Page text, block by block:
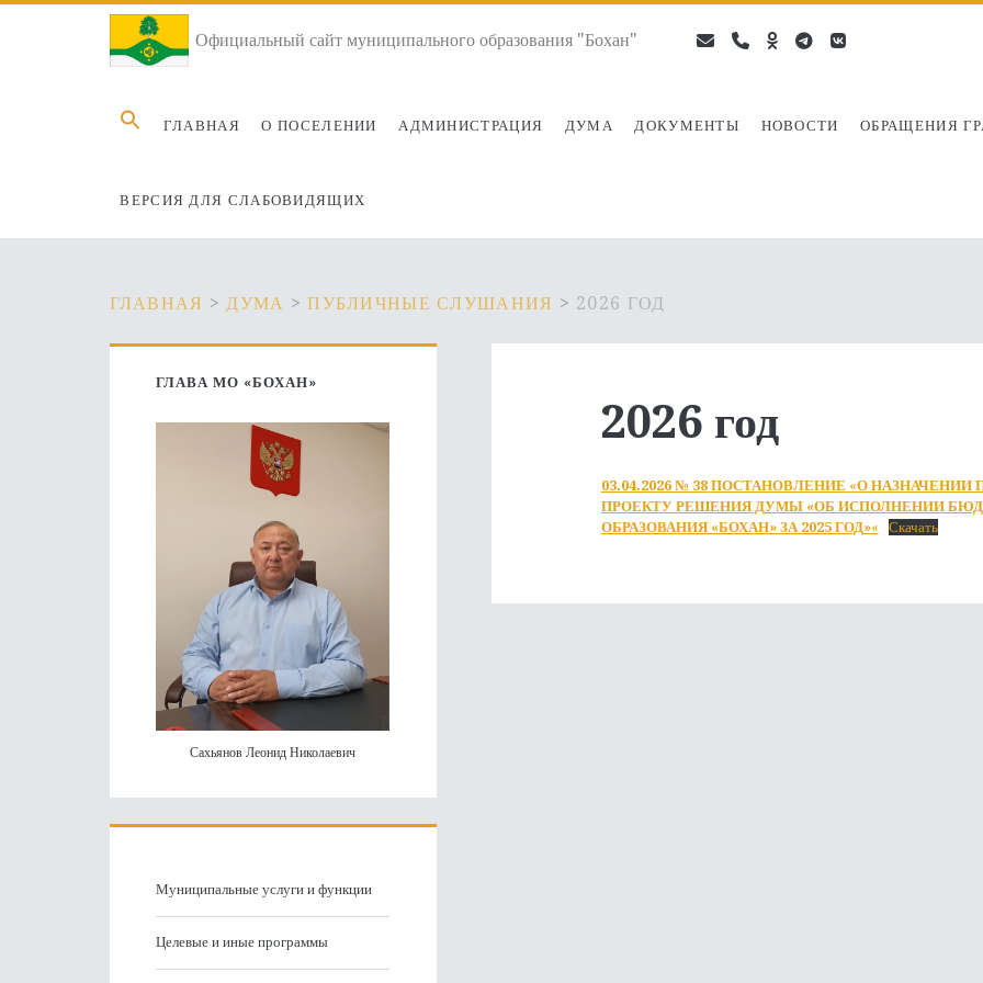
Официальный сайт муниципального образования "Бохан"
Search
for:
ГЛАВНАЯ О ПОСЕЛЕНИИ АДМИНИСТРАЦИЯ ДУМА ДОКУМЕНТЫ НОВОСТИ ОБРАЩЕНИЯ
ВЕРСИЯ ДЛЯ СЛАБОВИДЯЩИХ
emailphone
ok- telegram
vk
ГЛАВНАЯ >ДУМА >ПУБЛИЧНЫЕ СЛУШАНИЯ > 2026 ГОД
2026 год
03.04.2026 № 38 ПОСТАНОВЛЕНИЕ «О НАЗНАЧЕНИИ
ПРОЕКТУ РЕШЕНИЯ ДУМЫ «ОБ ИСПОЛНЕНИИ
ОБРАЗОВАНИЯ «БОХАН» ЗА 2025 ГОД»« Скачать
Основная
боковая
ГЛАВА МО «БОХАН»
Сахьянов Леонид Николаевич
Муниципальные услуги и функции
Целевые и иные программы